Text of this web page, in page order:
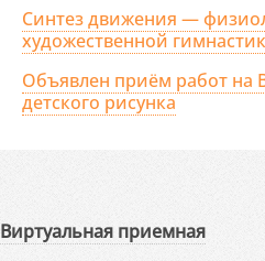
Синтез движения —
художественной
Объявлен приём работ на
детского рисунка
Виртуальная приемная